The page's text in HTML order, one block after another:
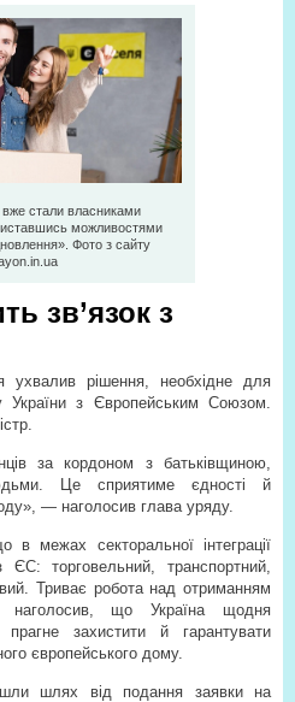
вже стали власниками
можливостями
Фото з сайту
зв’язок з
ухвалив рішення, необхідне для
України з Європейським Союзом.
за кордоном з батьківщиною,
Це сприятиме єдності й
— наголосив глава уряду.
межах секторальної інтеграції
ЄС: торговельний, транспортний,
Триває робота над отриманням
наголосив, що Україна щодня
захистити й гарантувати
європейського дому.
шлях від подання заявки на